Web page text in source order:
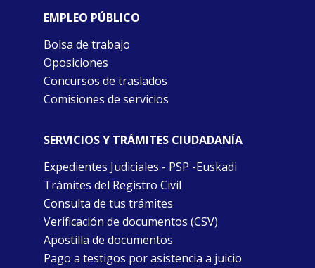
EMPLEO PÚBLICO
Bolsa de trabajo
Oposiciones
Concursos de traslados
Comisiones de servicios
SERVICIOS Y TRÁMITES CIUDADANÍA
Expedientes Judiciales - PSP -Euskadi
Trámites del Registro Civil
Consulta de tus trámites
Verificación de documentos (CSV)
Apostilla de documentos
Pago a testigos por asistencia a juicio